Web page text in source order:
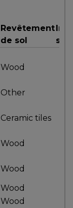
Revêtement
de sol
Wood
Other
Ceramic tiles
Wood
Wood
Wood
Wood